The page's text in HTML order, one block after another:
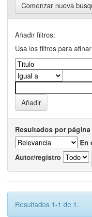
Comenzar nueva
Añadir filtros:
Usa los filtros para
Resultados por página
En
Autor/registro
Resultados 1-1 de 1.